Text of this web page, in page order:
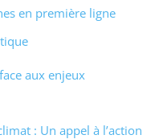
en première ligne
aux enjeux
: Un appel à l’action